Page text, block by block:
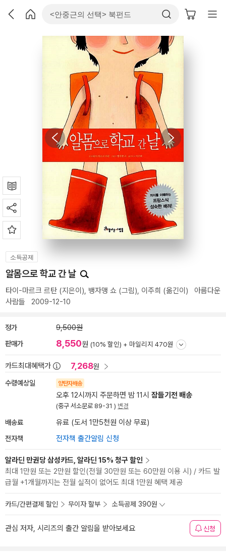
소득공제
알몸으로 학교 간 날
타이-마르크 르탄 (지은이), 뱅자맹 쇼 (그림), 이주희 (옮긴이) 아름다운
사람들 2009-12-10
정가 9,500원
판매가 8,550원 (10% 할인) + 마일리지 470원
카드최대혜택가 7,268원
수령예상일 양탄자배송
오후 12시까지 주문하면 밤 11시 잠들기전 배송
(중구 서소문로 89-31 ) 변경
배송료 유료 (도서 1만5천원 이상 무료)
전자책 전자책 출간알림 신청
알라딘 만권당 삼성카드, 알라딘 15% 청구 할인
최대 1만원 또는 2만원 할인(전월 30만원 또는 60만원 이용 시) / 카드 발
급월 +1개월까지는 전월 실적이 없어도 최대 1만원 혜택 제공
카드/간편결제 할인 무이자 할부 소득공제 390원
관심 저자, 시리즈의 출간 알림을 받아보세요 신청